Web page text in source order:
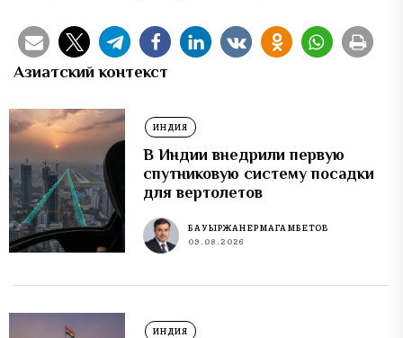
Азиатский контекст
ИНДИЯ
В Индии внедрили первую
спутниковую систему посадки
для вертолетов
БАУЫРЖАН ЕРМАГАМБЕТОВ
09.08.2026
ИНДИЯ